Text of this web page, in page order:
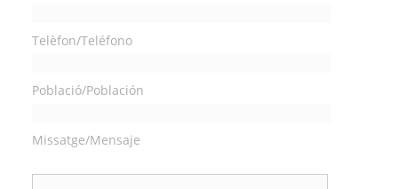
Telèfon/Teléfono
Població/Población
Missatge/Mensaje